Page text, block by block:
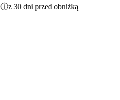
ⓘz 30 dni przed obniżką